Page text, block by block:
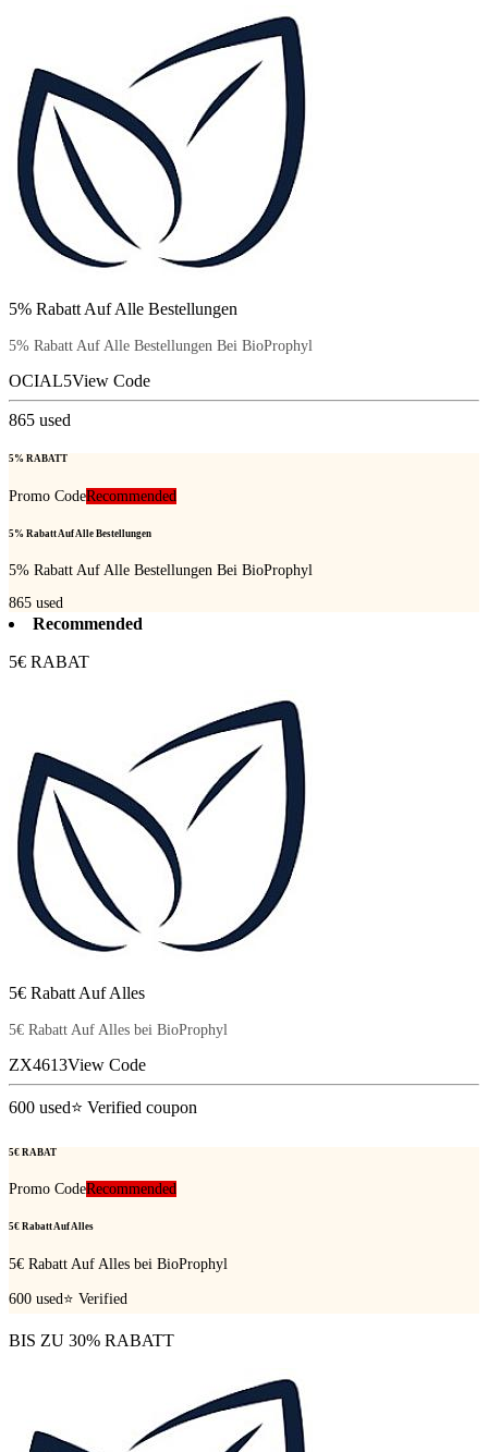
5% Rabatt Auf Alle Bestellungen
5% Rabatt Auf Alle Bestellungen Bei BioProphyl
OCIAL5View Code
865 used
5% RABATT
Promo CodeRecommended
5% Rabatt Auf Alle Bestellungen
5% Rabatt Auf Alle Bestellungen Bei BioProphyl
865 used
Recommended
5€ RABAT
5€ Rabatt Auf Alles
5€ Rabatt Auf Alles bei BioProphyl
ZX4613View Code
600 used⭐ Verified coupon
5€ RABAT
Promo CodeRecommended
5€ Rabatt Auf Alles
5€ Rabatt Auf Alles bei BioProphyl
600 used⭐ Verified
BIS ZU 30% RABATT